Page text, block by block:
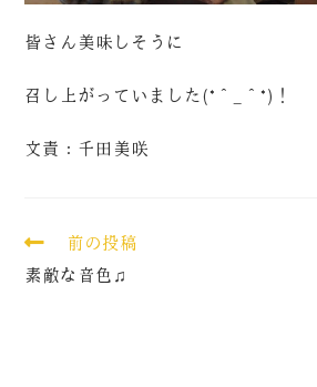
皆さん美味しそうに
召し上がっていました(*＾_＾*)！
文責：千田美咲
前の投稿
素敵な音色♫